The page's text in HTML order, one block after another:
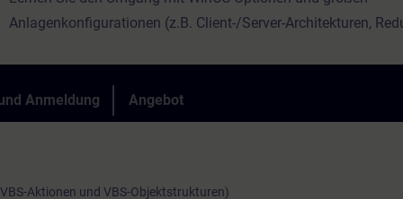
Anlagenkonfigurationen (z.B. Client-/Server-Architekturen,
Anmeldung Angebot
Aktionen und VBS-Objektstrukturen)